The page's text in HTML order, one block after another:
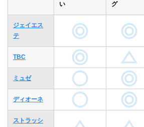
い
グ
ジェイエス
テ
TBC
ミュゼ
ディオーネ
ストラッシ